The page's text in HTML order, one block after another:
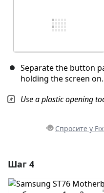
Separate the button
holding the screen on.
Use a plastic opening
Спросите у
Добавить
Шаг 4